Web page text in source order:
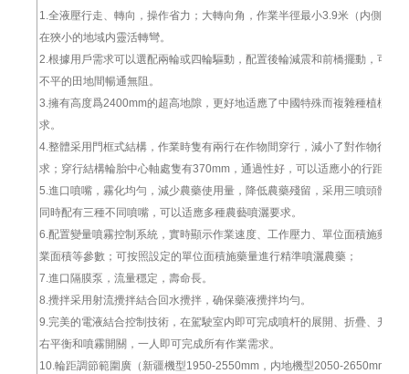
1.全液壓行走、轉向，操作省力；大轉向角，作業半徑最小3.9米（内側），
在狹小的地域内靈活轉彎。
2.根據用戶需求可以選配兩輪或四輪驅動，配置後輪減震和前橋擺動，可以
不平的田地間暢通無阻。
3.擁有高度爲2400mm的超高地隙，更好地适應了中國特殊而複雜種植模式
求。
4.整體采用門框式結構，作業時隻有兩行在作物間穿行，減小了對作物行距
求；穿行結構輪胎中心軸處隻有370mm，通過性好，可以适應小的行距作物
5.進口噴嘴，霧化均勻，減少農藥使用量，降低農藥殘留，采用三噴頭體的
同時配有三種不同噴嘴，可以适應多種農藝噴灑要求。
6.配置變量噴霧控制系統，實時顯示作業速度、工作壓力、單位面積施藥量
業面積等參數；可按照設定的單位面積施藥量進行精準噴灑農藥；
7.進口隔膜泵，流量穩定，壽命長。
8.攪拌采用射流攪拌結合回水攪拌，确保藥液攪拌均勻。
9.完美的電液結合控制技術，在駕駛室内即可完成噴杆的展開、折疊、升、
右平衡和噴霧開關，一人即可完成所有作業需求。
10.輪距調節範圍廣（新疆機型1950-2550mm，内地機型2050-2650mm）